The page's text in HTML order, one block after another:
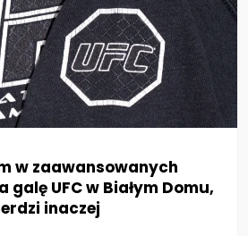
w zaawansowanych
UFC w Białym Domu,
inaczej